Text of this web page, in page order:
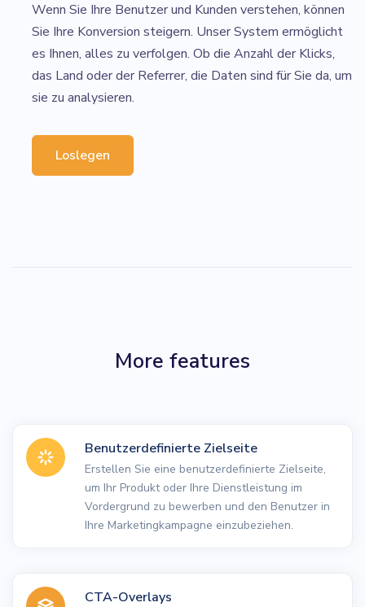
Wenn Sie Ihre Benutzer und Kunden verstehen, können
Sie Ihre Konversion steigern. Unser System ermöglicht
es Ihnen, alles zu verfolgen. Ob die Anzahl der Klicks,
das Land oder der Referrer, die Daten sind für Sie da, um
sie zu analysieren.
Loslegen
More features
Benutzerdefinierte Zielseite
Erstellen Sie eine benutzerdefinierte Zielseite,
um Ihr Produkt oder Ihre Dienstleistung im
Vordergrund zu bewerben und den Benutzer in
Ihre Marketingkampagne einzubeziehen.
CTA-Overlays